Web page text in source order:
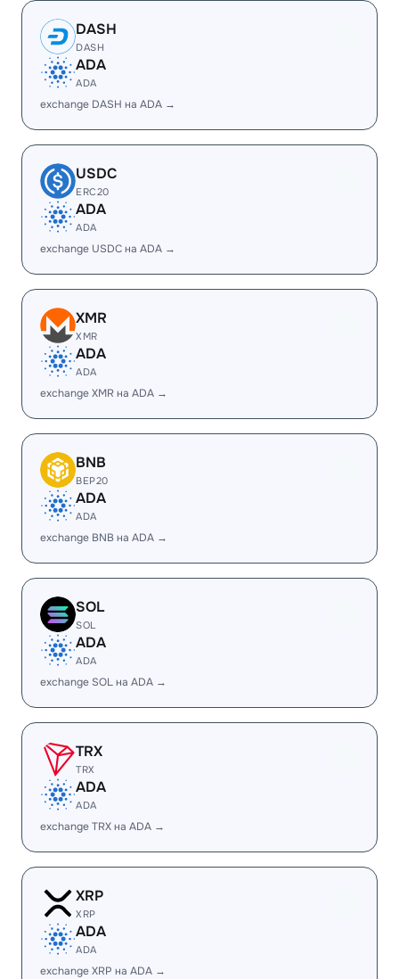
DASH
DASH
ADA
ADA
exchange DASH на ADA →
USDC
ERC20
ADA
ADA
exchange USDC на ADA →
XMR
XMR
ADA
ADA
exchange XMR на ADA →
BNB
BEP20
ADA
ADA
exchange BNB на ADA →
SOL
SOL
ADA
ADA
exchange SOL на ADA →
TRX
TRX
ADA
ADA
exchange TRX на ADA →
XRP
XRP
ADA
ADA
exchange XRP на ADA →